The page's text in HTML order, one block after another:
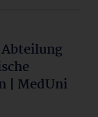
| MedUni